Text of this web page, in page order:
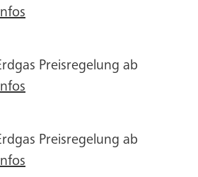
Preisregelung ab
Preisregelung ab